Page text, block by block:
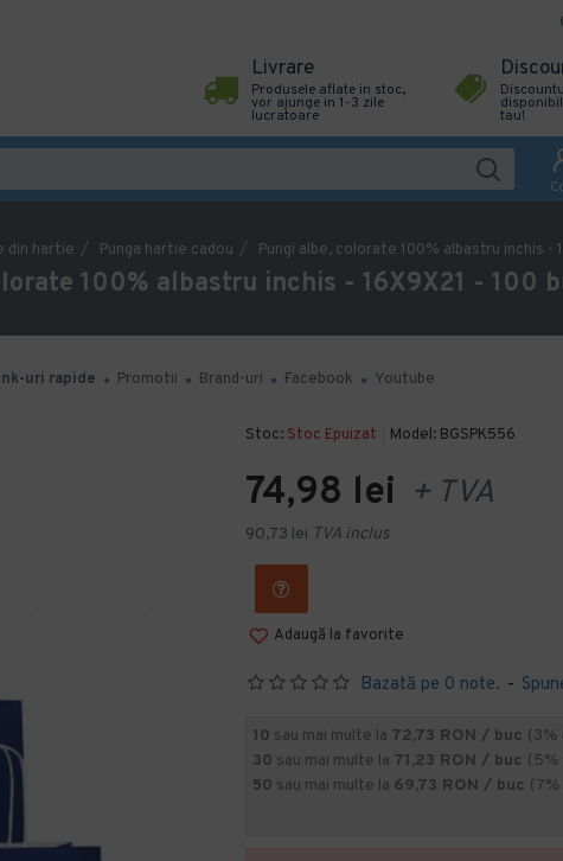
Livrare
Produsele aflate in stoc,
vor ajunge in 1-3 zile
lucratoare tau!
din hartie Punga hartie cadou Pungi albe, colorate 100% albastru inchis -
100% albastru inchis - 16X9X21 - 100
uri rapide Promotii Brand-uri Facebook Youtube
Stoc: Stoc Epuizat Model: BGSPK556
Bazată pe 0 note. -
74,98 lei + TVA
90,73 lei TVA inclus
Adaugă la favorite
10 sau mai multe la 72,73 RON / buc (3%
30 sau mai multe la 71,23 RON / buc (5%
50 sau mai multe la 69,73 RON / buc